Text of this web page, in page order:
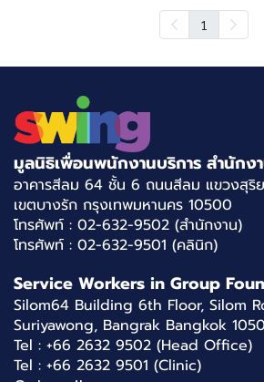
1
มูลนิธิเพื่อนพนักงานบริการ สำนักง
อาคารสีลม 64 ชั้น 6 ถนนสีลม แขวงสุริ
เขตบางรัก กรุงเทพมหานคร 10500
โทรศัพท์ : 02-632-9502 (สำนักงาน)
โทรศัพท์ : 02-632-9501 (คลินิก)
Service Workers in Group
Silom64 Building 6th Floor, Silom
Suriyawong, Bangrak Bangkok
Tel : +66 2632 9502 (Head Office)
Tel : +66 2632 9501 (Clinic)